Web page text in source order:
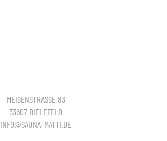
MEISENSTRASSE 83
33607 BIELEFELD
INFO@SAUNA-MATTI.DE